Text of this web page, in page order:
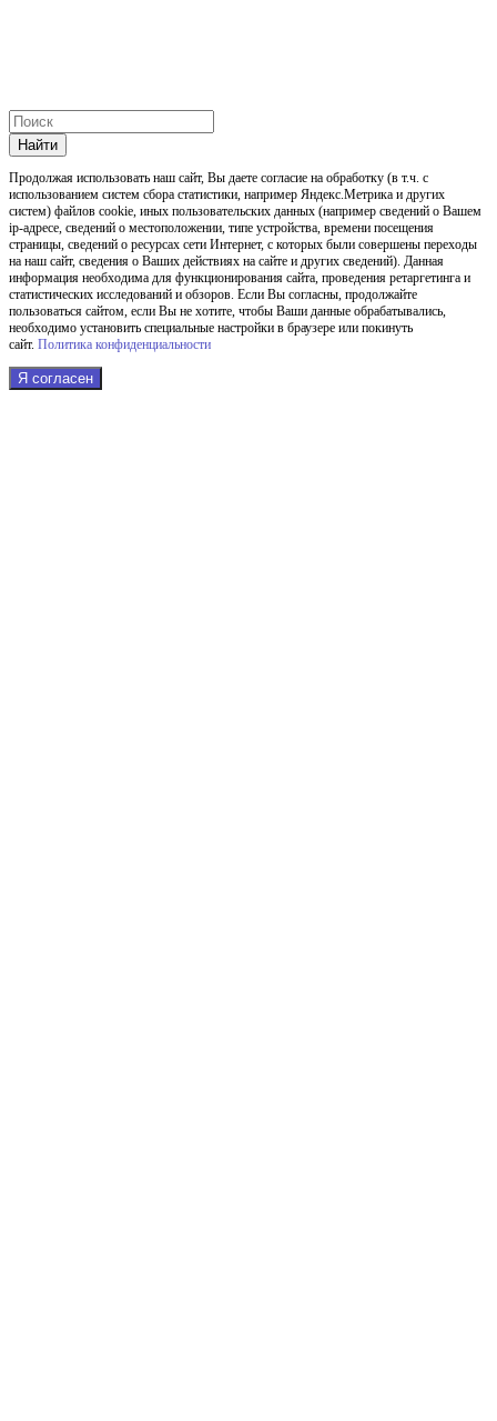
Найти
Продолжая использовать наш cайт, Вы даете согласие на обработку (в т.ч. с
использованием систем сбора статистики, например Яндекс.Метрика и других
систем) файлов cookie, иных пользовательских данных (например сведений о Вашем
ip-адресе, сведений о местоположении, типе устройства, времени посещения
страницы, сведений о ресурсах сети Интернет, с которых были совершены переходы
на наш сайт, сведения о Ваших действиях на сайте и других сведений). Данная
информация необходима для функционирования сайта, проведения ретаргетинга и
статистических исследований и обзоров. Если Вы согласны, продолжайте
пользоваться сайтом, если Вы не хотите, чтобы Ваши данные обрабатывались,
необходимо установить специальные настройки в браузере или покинуть
сайт. Политика конфиденциальности
Я согласен